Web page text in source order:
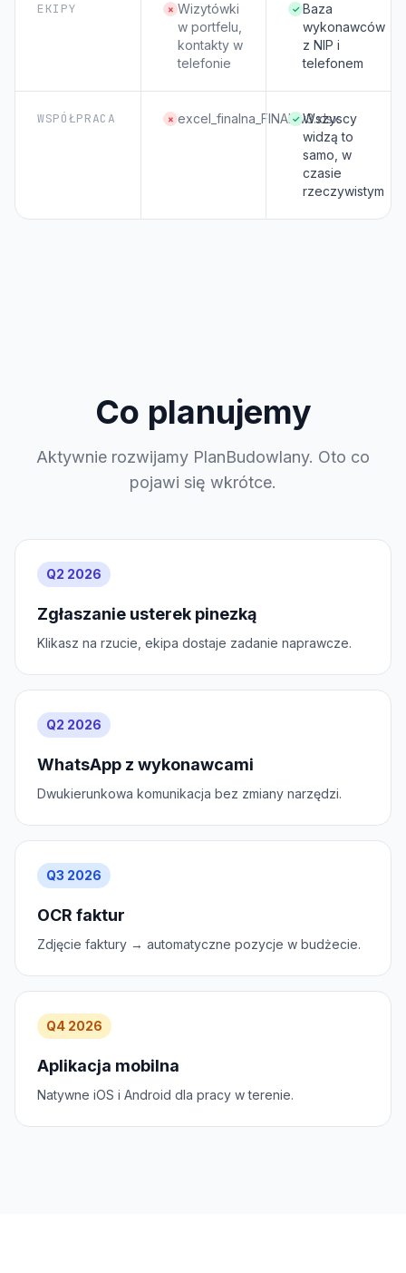
EKIPY × Wizytówki
w portfelu,
kontakty w
telefonie
✓ Baza
wykonawców
z NIP i
telefonem
WSPÓŁPRACA × excel_finalna_FINAL_v3.xlsx
✓ Wszyscy
widzą to
samo, w
czasie
rzeczywistym
Co planujemy
Aktywnie rozwijamy PlanBudowlany. Oto co
pojawi się wkrótce.
Q2 2026
Zgłaszanie usterek pinezką
Klikasz na rzucie, ekipa dostaje zadanie naprawcze.
Q2 2026
WhatsApp z wykonawcami
Dwukierunkowa komunikacja bez zmiany narzędzi.
Q3 2026
OCR faktur
Zdjęcie faktury → automatyczne pozycje w budżecie.
Q4 2026
Aplikacja mobilna
Natywne iOS i Android dla pracy w terenie.